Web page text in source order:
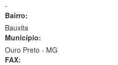
-
Bairro:
Bauxita
Município:
Ouro Preto - MG
FAX: